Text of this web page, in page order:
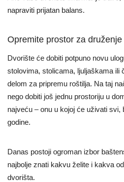
napraviti prijatan balans.
Opremite prostor za
Dvorište će dobiti potpuno novu
stolovima, stolicama, ljuljaškama ili
delom za pripremu roštilja. Na taj
nego dobiti još jednu prostoriju u
najveću – onu u kojoj će uživati svi,
godine.
Danas postoji ogroman izbor
najbolje znati kakvu želite i kakva
dvorišta.